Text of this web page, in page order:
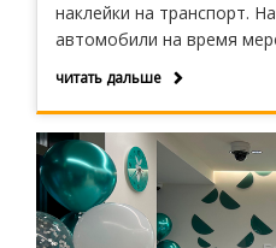
наклейки на транспорт.
автомобили на время
после его завершения и
использования.
читать дальше